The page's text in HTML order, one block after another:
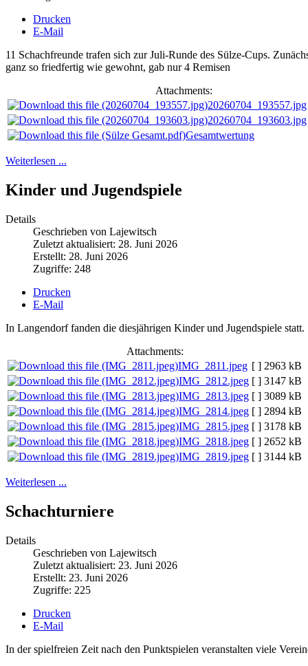
Drucken
E-Mail
11 Schachfreunde trafen sich zur Juli-Runde des Sülze-Cups.
ganz so friedfertig wie gewohnt, gab nur 4 Remisen
Attachments:
20260704_193557.jpg
20260704_193603.jpg
Gesamtwertung
Weiterlesen ...
Kinder und Jugendspiele
Details
Geschrieben von Lajewitsch
Zuletzt aktualisiert: 28. Juni 2026
Erstellt: 28. Juni 2026
Zugriffe: 248
Drucken
E-Mail
In Langendorf fanden die diesjährigen Kinder und Jugendspiele statt.
Attachments:
IMG_2811.jpeg [ ] 2963 kB
IMG_2812.jpeg [ ] 3147 kB
IMG_2813.jpeg [ ] 3089 kB
IMG_2814.jpeg [ ] 2894 kB
IMG_2815.jpeg [ ] 3178 kB
IMG_2818.jpeg [ ] 2652 kB
IMG_2819.jpeg [ ] 3144 kB
Weiterlesen ...
Schachturniere
Details
Geschrieben von Lajewitsch
Zuletzt aktualisiert: 23. Juni 2026
Erstellt: 23. Juni 2026
Zugriffe: 225
Drucken
E-Mail
In der spielfreien Zeit nach den Punktspielen veranstalten viele